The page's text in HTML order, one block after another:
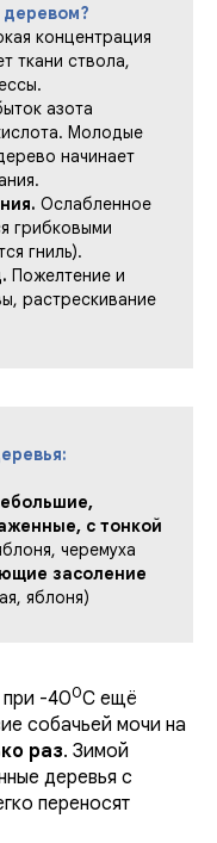
концентрация
ткани ствола,
азота
Молодые
начинает
Ослабленное
грибковыми
гниль).
Пожелтение и
растрескивание
с тонкой
черемуха
засоление
яблоня)
-400C ещё
собачьей мочи на
раз. Зимой
деревья с
переносят